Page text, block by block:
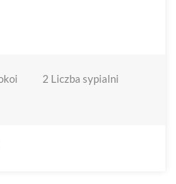
2 Liczba sypialni